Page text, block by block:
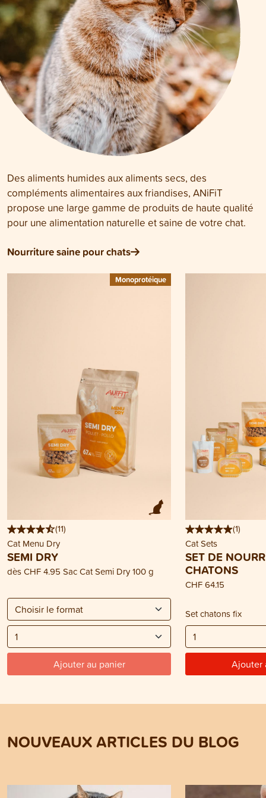
Des aliments humides aux aliments secs, des
compléments alimentaires aux friandises, ANiFiT
propose une large gamme de produits de haute qualité
pour une alimentation naturelle et saine de votre chat.
Nourriture saine pour chats
Monoprotéique
(11)
Cat Menu Dry
SEMI DRY
dèsCHF 4.95 Sac Cat Semi Dry 100 g
Ajouter au panier
(1)
Cat Sets
SET DE
CHATONS
CHF 64.15
Set chatons fix
Ajouter
NOUVEAUX ARTICLES DU BLOG